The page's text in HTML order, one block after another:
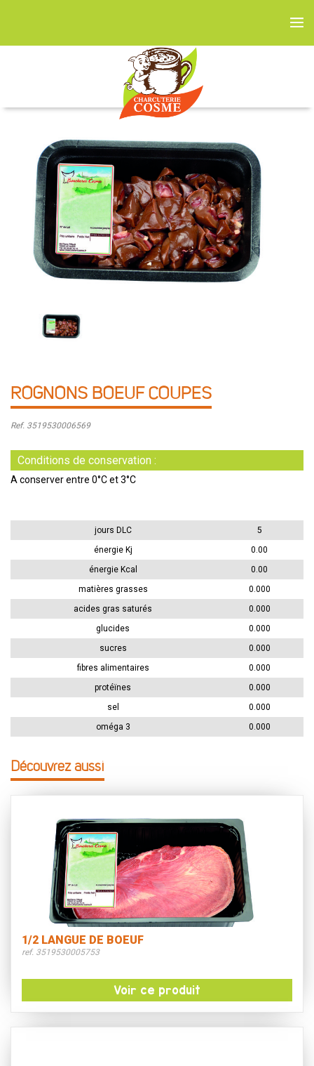
ROGNONS BOEUF COUPES
Ref. 3519530006569
Conditions de conservation :
A conserver entre 0°C et 3°C
jours DLC
5
énergie Kj
0.00
énergie Kcal
0.00
matières grasses
0.000
acides gras saturés
0.000
glucides
0.000
sucres
0.000
fibres alimentaires
0.000
protéïnes
0.000
sel
0.000
oméga 3
0.000
Découvrez aussi
1/2 LANGUE DE BOEUF
ref. 3519530005753
Voir ce produit